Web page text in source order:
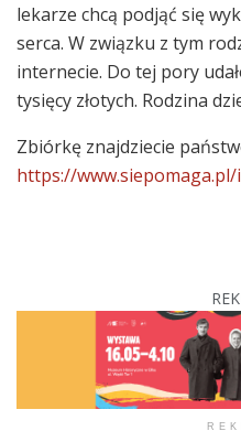
lekarze chcą podjąć się
serca. W związku z tym
internecie. Do tej pory
tysięcy złotych. Rodzina
Zbiórkę znajdziecie
https://